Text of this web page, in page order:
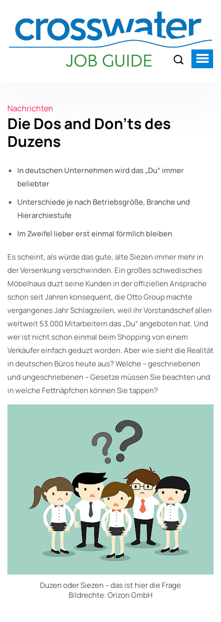
Nachrichten
Die Dos and Don’ts des
Duzens
In deutschen Unternehmen wird das „Du“ immer
beliebter
Unterschiede je nach Betriebsgröße, Branche und
Hierarchiestufe
Im Zweifel lieber erst einmal förmlich bleiben
Es scheint, als würde das gute, alte Siezen immer mehr in
der Versenkung verschwinden. Ein großes schwedisches
Möbelhaus duzt seine Kunden in der offiziellen Ansprache
schon seit Jahren konsequent, die Otto Group machte
vergangenes Jahr Schlagzeilen, weil ihr Vorstandschef allen
weltweit 53.000 Mitarbeitern das „Du“ angeboten hat. Und
wer ist nicht schon einmal beim Shopping von einem
Verkäufer einfach geduzt worden. Aber wie sieht die Realität
in deutschen Büros heute aus? Welche – geschriebenen
und ungeschriebenen – Gesetze müssen Sie beachten und
in welche Fettnäpfchen können Sie tappen?
Duzen oder Siezen – das ist hier die Frage
Bildrechte: Orizon GmbH